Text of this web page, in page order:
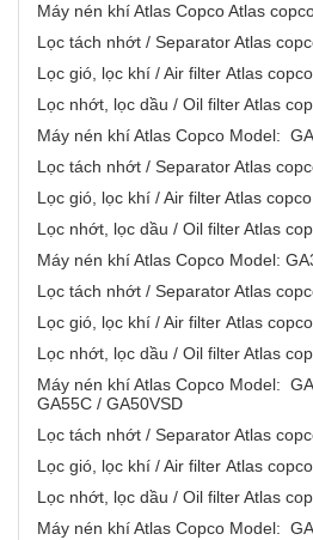
Máy nén khí Atlas Copco Atlas
Lọc tách nhớt / Separator Atlas
Lọc gió, lọc khí / Air filter Atlas
Lọc nhớt, lọc dầu / Oil filter Atlas
Máy nén khí Atlas Copco Model:
Lọc tách nhớt / Separator Atlas
Lọc gió, lọc khí / Air filter Atlas
Lọc nhớt, lọc dầu / Oil filter Atlas
Máy nén khí Atlas Copco Model:
Lọc tách nhớt / Separator Atlas
Lọc gió, lọc khí / Air filter Atlas
Lọc nhớt, lọc dầu / Oil filter Atlas
Máy nén khí Atlas Copco Model:
GA55C / GA50VSD
Lọc tách nhớt / Separator Atlas
Lọc gió, lọc khí / Air filter Atlas
Lọc nhớt, lọc dầu / Oil filter Atlas
Máy nén khí Atlas Copco Model: